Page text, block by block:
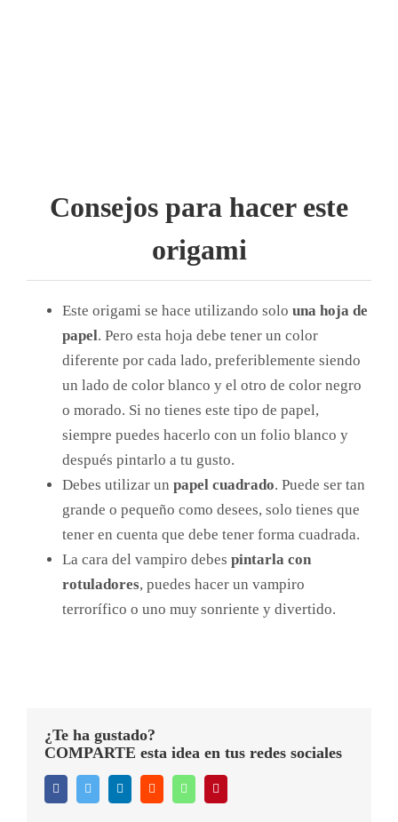
Consejos para hacer este
origami
Este origami se hace utilizando solo una hoja de
papel. Pero esta hoja debe tener un color
diferente por cada lado, preferiblemente siendo
un lado de color blanco y el otro de color negro
o morado. Si no tienes este tipo de papel,
siempre puedes hacerlo con un folio blanco y
después pintarlo a tu gusto.
Debes utilizar un papel cuadrado. Puede ser tan
grande o pequeño como desees, solo tienes que
tener en cuenta que debe tener forma cuadrada.
La cara del vampiro debes pintarla con
rotuladores, puedes hacer un vampiro
terrorífico o uno muy sonriente y divertido.
¿Te ha gustado?
COMPARTE esta idea en tus redes sociales
FacebookTwitter LinkedInReddit WhatsApp